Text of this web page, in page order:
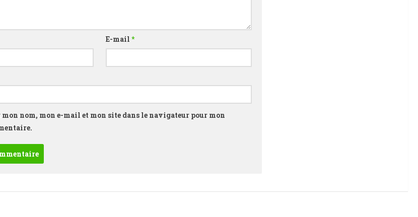
E-mail*
nom, mon e-mail et mon site dans le navigateur pour mon